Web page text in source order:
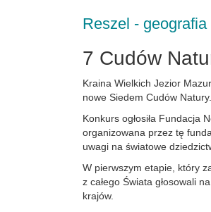
Reszel - geografia
7 Cudów
Kraina Wielkich Jezior
nowe Siedem Cudów Natury.
Konkurs ogłosiła Fundacja
organizowana przez tę
uwagi na światowe
W pierwszym etapie, który
z całego Świata głosowali
krajów.